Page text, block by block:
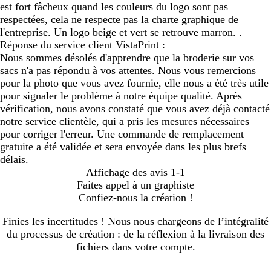
est fort fâcheux quand les couleurs du logo sont pas
respectées, cela ne respecte pas la charte graphique de
l'entreprise. Un logo beige et vert se retrouve marron. .
Réponse du service client VistaPrint :
Nous sommes désolés d'apprendre que la broderie sur vos
sacs n'a pas répondu à vos attentes. Nous vous remercions
pour la photo que vous avez fournie, elle nous a été très utile
pour signaler le problème à notre équipe qualité. Après
vérification, nous avons constaté que vous avez déjà contacté
notre service clientèle, qui a pris les mesures nécessaires
pour corriger l'erreur. Une commande de remplacement
gratuite a été validée et sera envoyée dans les plus brefs
délais.
Affichage des avis 1-1
Faites appel à un graphiste
Confiez-nous la création !
Finies les incertitudes ! Nous nous chargeons de l’intégralité
du processus de création : de la réflexion à la livraison des
fichiers dans votre compte.